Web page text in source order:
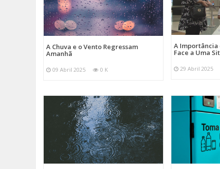
A Chuva e o Vento Regressam
Amanhã
09 Abril 2025 0 K
A Importância
Face a Uma
29 Abril 2025